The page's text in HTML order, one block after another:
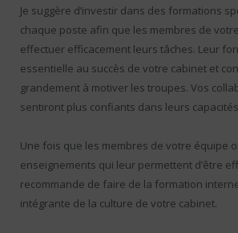
Je suggère d’investir dans des formations
chaque poste afin que les membres de
effectuer efficacement leurs tâches. Leur
essentielle au succès de votre cabinet et
grandement à motiver les troupes. Vos
sentiront plus confiants dans leurs
Une fois que les membres de votre équipe
enseignements qui leur permettent d’être
recommande de faire de la formation
intégrante de la culture de votre cabinet.